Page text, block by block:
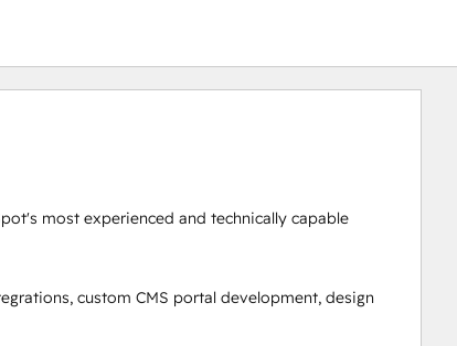
most experienced and technically capable
custom CMS portal development, design